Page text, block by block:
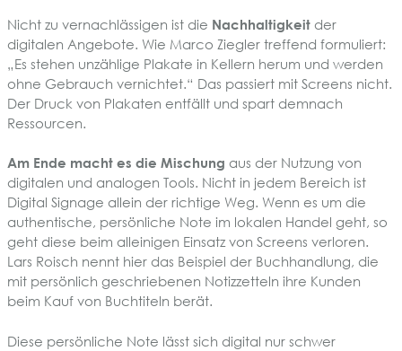
Nicht zu vernachlässigen ist die Nachhaltigkeit der
digitalen Angebote. Wie Marco Ziegler treffend formuliert:
„Es stehen unzählige Plakate in Kellern herum und werden
ohne Gebrauch vernichtet.“ Das passiert mit Screens nicht.
Der Druck von Plakaten entfällt und spart demnach
Ressourcen.
Am Ende macht es die Mischung aus der Nutzung von
digitalen und analogen Tools. Nicht in jedem Bereich ist
Digital Signage allein der richtige Weg. Wenn es um die
authentische, persönliche Note im lokalen Handel geht, so
geht diese beim alleinigen Einsatz von Screens verloren.
Lars Roisch nennt hier das Beispiel der Buchhandlung, die
mit persönlich geschriebenen Notizzetteln ihre Kunden
beim Kauf von Buchtiteln berät.
Diese persönliche Note lässt sich digital nur schwer